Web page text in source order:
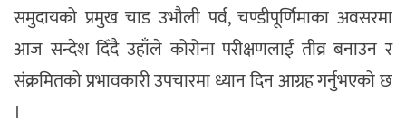
समुदायको प्रमुख चाड उभौली पर्व, चण्डीपूर्णिमाका अवसरमा
आज सन्देश दिँदै उहाँले कोरोना परीक्षणलाई तीव्र बनाउन र
संक्रमितको प्रभावकारी उपचारमा ध्यान दिन आग्रह गर्नुभएको छ
।